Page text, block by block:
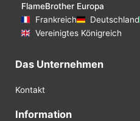
FlameBrother Europa
Frankreich
Deutschland
Vereinigtes Königreich
Das Unternehmen
Kontakt
Information